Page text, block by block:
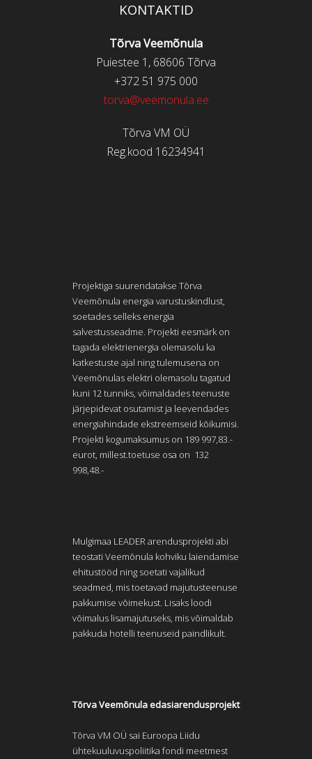
KONTAKTID
Tõrva Veemõnula
Puiestee 1, 68606 Tõrva
+372 51 975 000
torva@veemonula.ee
Tõrva VM OÜ
Reg.kood 16234941
Projektiga suurendatakse Tõrva
Veemõnula energia varustuskindlust,
soetades selleks energia
salvestusseadme. Projekti eesmärk on
tagada elektrienergia olemasolu ka
katkestuste ajal ning tulemusena on
Veemõnulas elektri olemasolu tagatud
kuni 12 tunniks, võimaldades teenuste
järjepidevat osutamist ja leevendades
energiahindade ekstreemseid kõikumisi.
Projekti kogumaksumus on 189 997,83.-
eurot, millest.toetuse osa on 132
998,48.-
Mulgimaa LEADER arendusprojekti abi
teostati Veemõnula kohviku laiendamise
ehitustööd ning soetati vajalikud
seadmed, mis toetavad majutusteenuse
pakkumise võimekust. Lisaks loodi
võimalus lisamajutuseks, mis võimaldab
pakkuda hotelli teenuseid paindlikult.
Tõrva Veemõnula edasiarendusprojekt
Tõrva VM OÜ sai Euroopa Liidu
ühtekuuluvuspoliitika fondi meetmest